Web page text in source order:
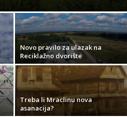
Novo pravilo za ulazak na
Reciklažno dvorište
Treba li Mraclinu nova
asanacija?